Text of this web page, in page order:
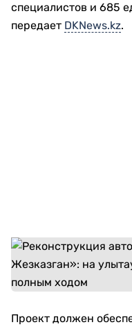
специалистов и 685
передает DKNews.kz.
Проект должен